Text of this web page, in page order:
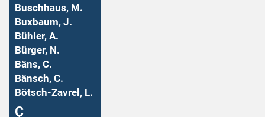
Buschhaus, M.
Buxbaum, J.
Bühler, A.
Bürger, N.
Bäns, C.
Bänsch, C.
Bötsch-Zavrel, L.
Ç